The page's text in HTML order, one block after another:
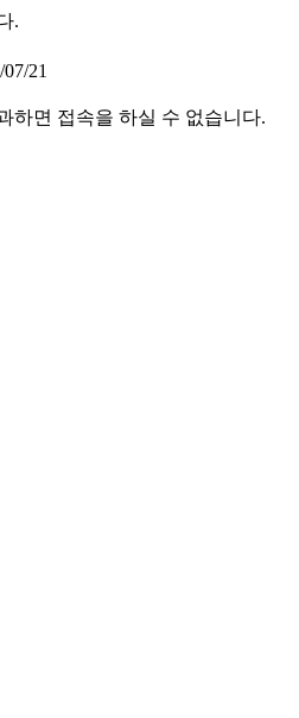
.
21
하면 접속을 하실 수 없습니다.